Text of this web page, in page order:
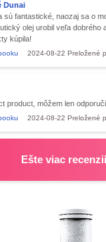
Dunai
sú fantastické, naozaj sa o
olej urobil veľa dobrého
kúpila!
2024-08-22 Preložené
product, môžem len
2024-08-22 Preložené
Ešte viac